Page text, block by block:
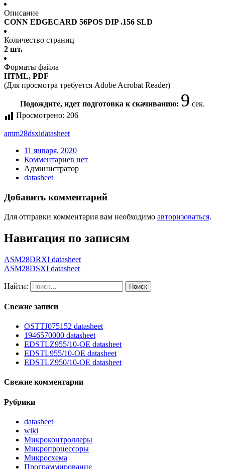
Описание
CONN EDGECARD 56POS DIP .156 SLD
Количество страниц
2 шт.
Форматы файла
HTML, PDF
(Для просмотра требуется Adobe Acrobat Reader)
Подождите, идет подготовка к скачиванию: 9 сек.
Просмотрено: 206
amm28dsxidatasheet
11 января, 2020
Комментариев нет
Администратор
datasheet
Добавить комментарий
Для отправки комментария вам необходимо авторизоваться.
Навигация по записям
ASM28DRXI datasheet
ASM28DSXI datasheet
Найти:
Свежие записи
OSTTJ075152 datasheet
1946570000 datasheet
EDSTLZ955/10-OE datasheet
EDSTL955/10-OE datasheet
EDSTLZ950/10-OE datasheet
Свежие комментарии
Рубрики
datasheet
wiki
Микроконтроллеры
Микропроцессоры
Микросхема
Программирование